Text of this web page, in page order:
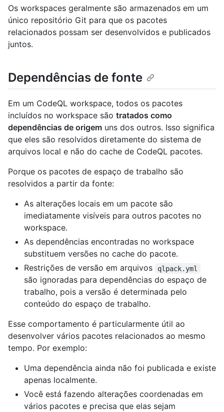
Os workspaces geralmente são armazenados em um
único repositório Git para que os pacotes
relacionados possam ser desenvolvidos e publicados
juntos.
Dependências de fonte
Em um CodeQL workspace, todos os pacotes
incluídos no workspace são tratados como
dependências de origem uns dos outros. Isso significa
que eles são resolvidos diretamente do sistema de
arquivos local e não do cache de CodeQL pacotes.
Porque os pacotes de espaço de trabalho são
resolvidos a partir da fonte:
As alterações locais em um pacote são
imediatamente visíveis para outros pacotes no
workspace.
As dependências encontradas no workspace
substituem versões no cache do pacote.
Restrições de versão em arquivos
qlpack.yml
são ignoradas para dependências do espaço de
trabalho, pois a versão é determinada pelo
conteúdo do espaço de trabalho.
Esse comportamento é particularmente útil ao
desenvolver vários pacotes relacionados ao mesmo
tempo. Por exemplo:
Uma dependência ainda não foi publicada e existe
apenas localmente.
Você está fazendo alterações coordenadas em
vários pacotes e precisa que elas sejam